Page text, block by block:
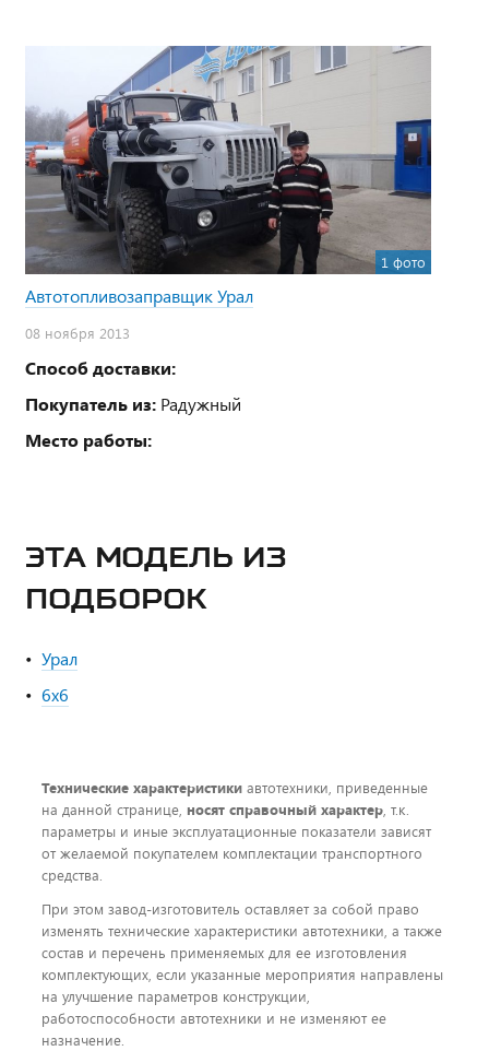
1 фото
Автотопливозаправщик Урал
08 ноября 2013
Способ доставки:
Покупатель из: Радужный
Место работы:
ЭТА МОДЕЛЬ ИЗ
ПОДБОРОК
Урал
6х6
Технические характеристики автотехники, приведенные
на данной странице, носят справочный характер, т.к.
параметры и иные эксплуатационные показатели зависят
от желаемой покупателем комплектации транспортного
средства.
При этом завод-изготовитель оставляет за собой право
изменять технические характеристики автотехники, а также
состав и перечень применяемых для ее изготовления
комплектующих, если указанные мероприятия направлены
на улучшение параметров конструкции,
работоспособности автотехники и не изменяют ее
назначение.